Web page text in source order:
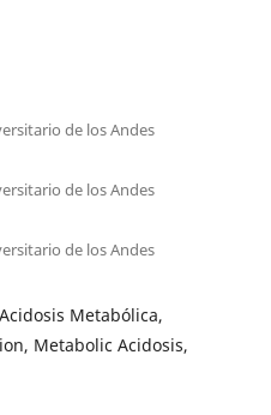
de los Andes
de los Andes
de los Andes
Metabólica,
Metabolic Acidosis,